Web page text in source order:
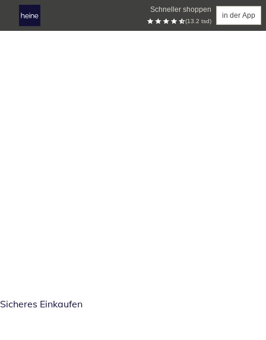
Schneller shoppen
(13.2 tsd)
in der App
Sicheres Einkaufen